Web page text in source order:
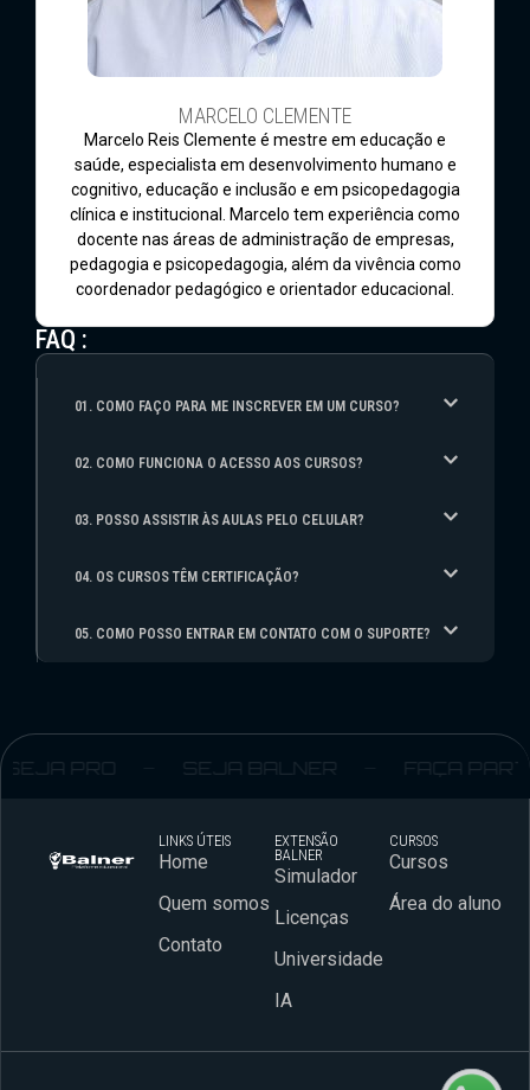
MARCELO CLEMENTE
Marcelo Reis Clemente é mestre em educação e
saúde, especialista em desenvolvimento humano e
cognitivo, educação e inclusão e em psicopedagogia
clínica e institucional. Marcelo tem experiência como
docente nas áreas de administração de empresas,
pedagogia e psicopedagogia, além da vivência como
coordenador pedagógico e orientador educacional.
FAQ :
01. COMO FAÇO PARA ME INSCREVER EM UM CURSO?
02. COMO FUNCIONA O ACESSO AOS CURSOS?
03. POSSO ASSISTIR ÀS AULAS PELO CELULAR?
04. OS CURSOS TÊM CERTIFICAÇÃO?
05. COMO POSSO ENTRAR EM CONTATO COM O SUPORTE?
PRO SEJA BALNER FAÇA PARTE
LINKS ÚTEIS
Home
Quem somos
Contato
EXTENSÃO
BALNER
Simulador
Licenças
Universidade
IA
CURSOS
Cursos
Área do aluno